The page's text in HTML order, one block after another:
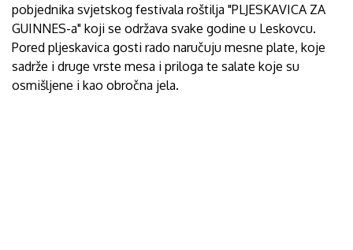
pobjednika svjetskog festivala roštilja "PLJESKAVICA ZA
GUINNES-a" koji se održava svake godine u Leskovcu.
Pored pljeskavica gosti rado naručuju mesne plate, koje
sadrže i druge vrste mesa i priloga te salate koje su
osmišljene i kao obročna jela.